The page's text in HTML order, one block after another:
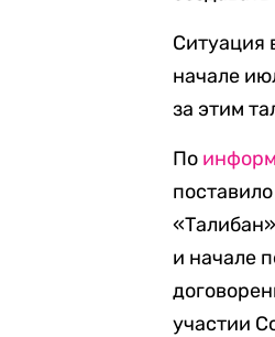
Ситуация
начале
за этим
По
и начале
участии